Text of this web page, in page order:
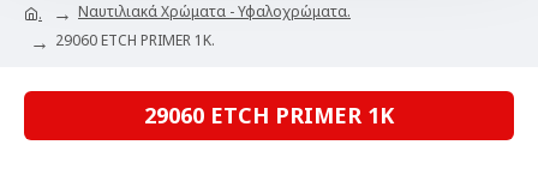
.
Ναυτιλιακά Χρώματα - Υφαλοχρώματα.
29060 ETCH PRIMER 1K.
29060 ETCH PRIMER 1K